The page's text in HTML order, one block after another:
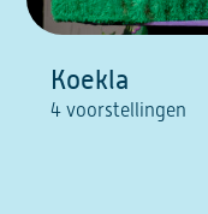
Koekla
4 voorstellingen